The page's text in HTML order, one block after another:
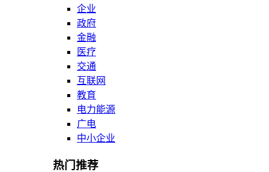
企业
政府
金融
医疗
交通
互联网
教育
电力能源
广电
中小企业
热门推荐